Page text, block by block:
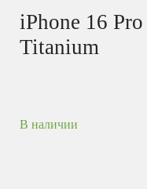
iPhone 16
Titanium
В наличии